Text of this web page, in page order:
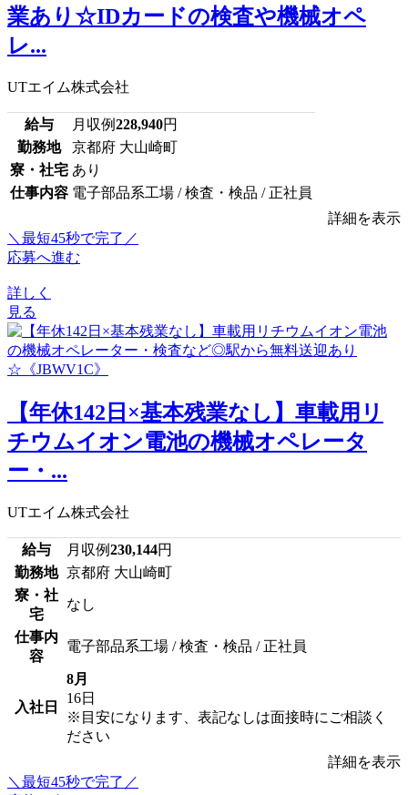
業あり☆IDカードの検査や機械オペ
レ...
UTエイム株式会社
給与 月収例228,940円
勤務地
京都府 大山崎町
寮・社宅 あり
仕事内容 電子部品系工場 / 検査・検品 / 正社員
詳細を表示
＼最短45秒で完了／
応募へ進む
詳しく
見る
【年休142日×基本残業なし】車載用リ
チウムイオン電池の機械オペレータ
ー・...
UTエイム株式会社
給与 月収例230,144円
勤務地 京都府 大山崎町
寮・社
宅
なし
仕事内
容
電子部品系工場 / 検査・検品 / 正社員
入社日
8月
16日
※目安になります、表記なしは面接時にご相談く
ださい
詳細を表示
＼最短45秒で完了／